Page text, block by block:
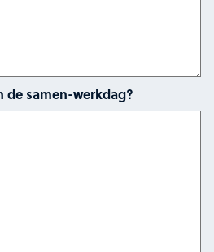
de samen-werkdag?